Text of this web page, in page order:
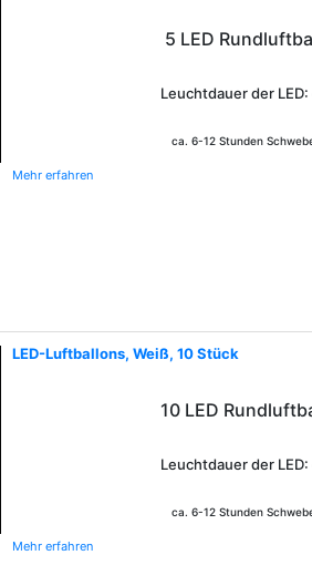
5 LED
Leuchtdauer der
ca. 6-12 Stunden
Mehr erfahren
LED-Luftballons, Weiß, 10 Stück
10 LED
Leuchtdauer der
ca. 6-12 Stunden
Mehr erfahren